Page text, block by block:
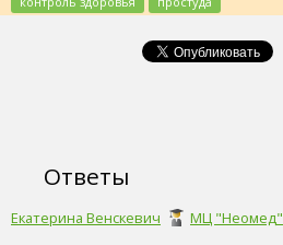
Ответы
Екатерина Венскевич МЦ "Неомед"